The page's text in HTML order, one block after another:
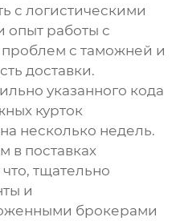
с логистическими
работы с
с таможней и
доставки.
указанного кода
курток
несколько недель.
в поставках
тщательно
и
брокерами